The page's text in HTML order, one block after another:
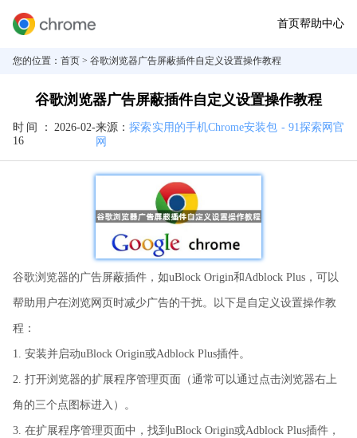
首页帮助中心
您的位置： 首页 > 谷歌浏览器广告屏蔽插件自定义设置操作教程
谷歌浏览器广告屏蔽插件自定义设置操作教程
时间： 2026-02-
16
来源：探索实用的手机Chrome安装包 - 91探索网官
网
谷歌浏览器的广告屏蔽插件，如uBlock Origin和Adblock Plus，可以
帮助用户在浏览网页时减少广告的干扰。以下是自定义设置操作教
程：
1. 安装并启动uBlock Origin或Adblock Plus插件。
2. 打开浏览器的扩展程序管理页面（通常可以通过点击浏览器右上
角的三个点图标进入）。
3. 在扩展程序管理页面中，找到uBlock Origin或Adblock Plus插件，